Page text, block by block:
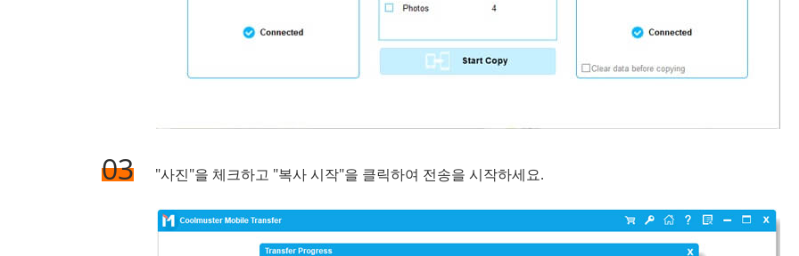
03 "사진"을 체크하고 "복사 시작"을 클릭하여 전송을 시작하세요.